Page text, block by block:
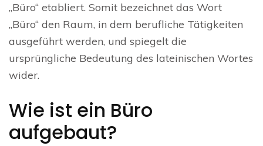
„Büro“ etabliert. Somit bezeichnet das Wort
„Büro“ den Raum, in dem berufliche Tätigkeiten
ausgeführt werden, und spiegelt die
ursprüngliche Bedeutung des lateinischen Wortes
wider.
Wie ist ein Büro
aufgebaut?